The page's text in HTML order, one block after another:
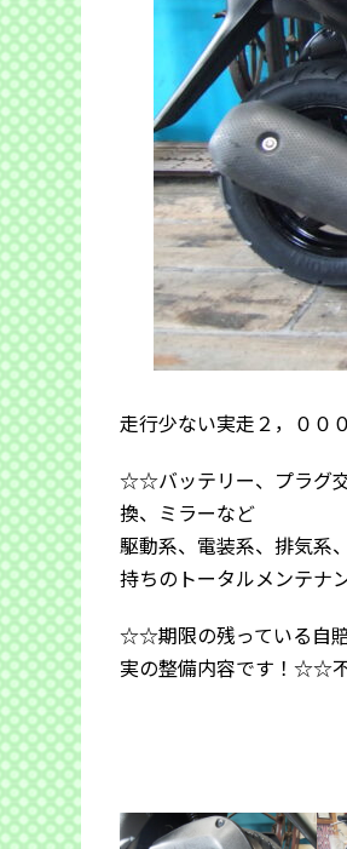
走行少ない実走２，００
☆☆バッテリー、プラグ
換、ミラーなど
駆動系、電装系、排気
持ちのトータルメンテナ
☆☆期限の残っている自
実の整備内容です！☆☆